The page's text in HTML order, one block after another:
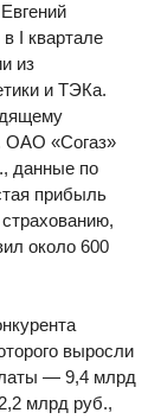
I квартале
из
и ТЭКа.
ОАО «Согаз»
данные по
прибыль
около 600
выросли
— 9,4 млрд
млрд руб.,